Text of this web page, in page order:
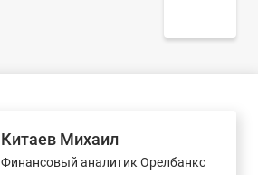
Китаев Михаил
Финансовый аналитик Орелбанкс